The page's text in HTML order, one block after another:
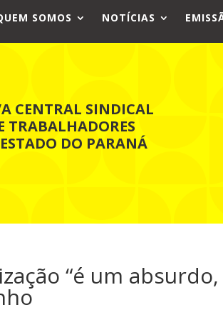
SOMOS NOTÍCIAS
CENTRAL SINDICAL
TRABALHADORES
DO PARANÁ
“é um